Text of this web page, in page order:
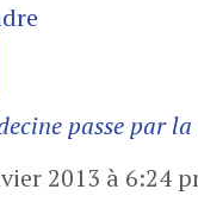
passe par
2013 à 6:24